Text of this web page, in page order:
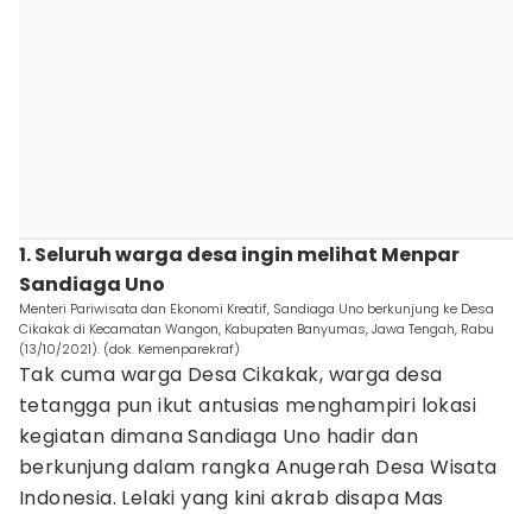
1. Seluruh warga desa ingin melihat Menpar
Sandiaga Uno
Menteri Pariwisata dan Ekonomi Kreatif, Sandiaga Uno berkunjung ke Desa
Cikakak di Kecamatan Wangon, Kabupaten Banyumas, Jawa Tengah, Rabu
(13/10/2021). (dok. Kemenparekraf)
Tak cuma warga Desa Cikakak, warga desa
tetangga pun ikut antusias menghampiri lokasi
kegiatan dimana Sandiaga Uno hadir dan
berkunjung dalam rangka Anugerah Desa Wisata
Indonesia. Lelaki yang kini akrab disapa Mas